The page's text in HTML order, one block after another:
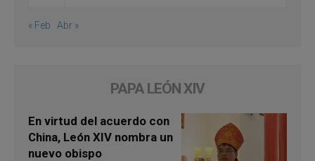
« Feb Abr »
PAPA LEÓN XIV
En virtud del acuerdo con
China, León XIV nombra un
nuevo obispo